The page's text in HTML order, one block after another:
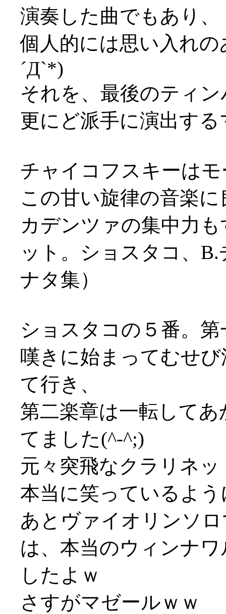
演奏した曲でもあり、
個人的には思い入れ
´Д`*)
それを、最後のティ
更にど派手に演出す
チャイコフスキーは
この甘い旋律の音楽
カデンツァの集中力
ット。ショスタコ、
ナタ集）
ショスタコの５番。
嘆きに始まってむせ
て行き、
第二楽章は一転して
てました(^-^;)
元々突飛なクラリネ
本当に笑っているよ
あとヴァイオリンソ
は、本当のウィンナ
したよｗ
さすがマゼールｗｗ